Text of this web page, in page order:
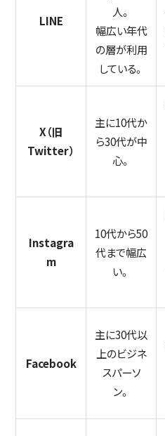
LINE
人。
幅広い年代
の層が利用
している。
X（旧
Twitter）
主に10代か
ら30代が中
心。
Instagra
m
10代から50
代まで幅広
い。
Facebook
主に30代以
上のビジネ
スパーソ
ン。